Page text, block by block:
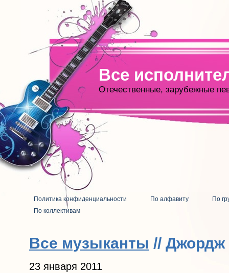
Все
Отечественные, зарубежные
Политика конфиденциальности По алфавиту
По
По коллективам
Все музыканты //
23 января 2011